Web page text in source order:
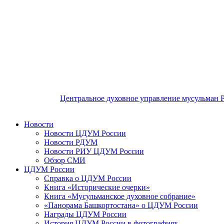
Центральное духовное управление мусульман
Новости
Новости ЦДУМ России
Новости РДУМ
Новости РИУ ЦДУМ России
Обзор СМИ
ЦДУМ России
Справка о ЦДУМ России
Книга «Исторические очерки»
Книга «Мусульманское духовное собрание»
«Панорама Башкортостана» о ЦДУМ России
Награды ЦДУМ России